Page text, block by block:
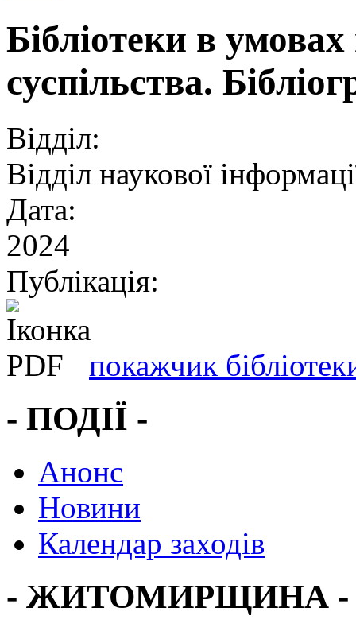
Бібліотеки в умовах
суспільства.
Відділ:
Відділ наукової
Дата:
2024
Публікація:
покажчик
- ПОДІЇ -
Анонс
Новини
Календар заходів
- ЖИТОМИРЩИНА -